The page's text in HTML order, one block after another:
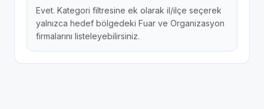
Evet. Kategori filtresine ek olarak il/ilçe seçerek
yalnızca hedef bölgedeki Fuar ve Organizasyon
firmalarını listeleyebilirsiniz.